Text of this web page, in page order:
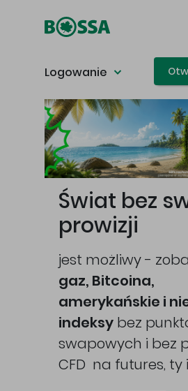
Logowanie
Główna treść
Świat bez
prowizji
jest możliwy -
gaz, Bitcoina,
amerykańskie i
indeksy bez
swapowych i bez
CFD na futures, ty